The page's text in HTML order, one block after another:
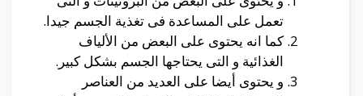
تعمل على المساعدة فى تغذية الجسم جيدا.
كما انه يحتوى على البعض من الألياف
الغذائية و التى يحتاجها الجسم بشكل كبير.
و يحتوى أيضا على العديد من العناصر